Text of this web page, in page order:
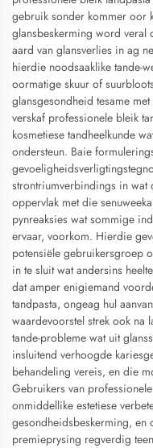
gebruik sonder kommer oor
glansbeskerming word veral
aard van glansverlies in ag
hierdie noodsaaklike tande-
oormatige skuur of
glansgesondheid tesame
verskaf professionele bleik
kosmetiese tandheelkunde
ondersteun. Baie
strontriumverbindings in wat
oppervlak met die
pynreaksies wat sommige
ervaar, voorkom. Hierdie
potensiële gebruikersgroep
in te sluit wat andersins
dat amper enigiemand
tandpasta, ongeag hul
waardevoorstel strek ook na
tande-probleme wat uit
insluitend verhoogde
behandeling vereis, en die
Gebruikers van
onmiddellike estetiese
gesondheidsbeskerming, en
premieprysing regverdig